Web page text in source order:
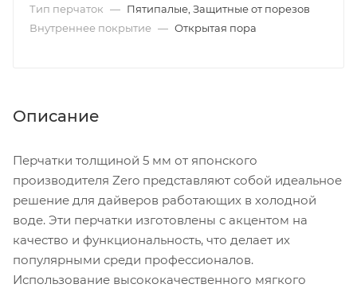
Тип перчаток — Пятипалые, Защитные от порезов
Внутреннее покрытие — Открытая пора
Описание
Перчатки толщиной 5 мм от японского
производителя Zero представляют собой идеальное
решение для дайверов работающих в холодной
воде. Эти перчатки изготовлены с акцентом на
качество и функциональность, что делает их
популярными среди профессионалов.
Использование высококачественного мягкого